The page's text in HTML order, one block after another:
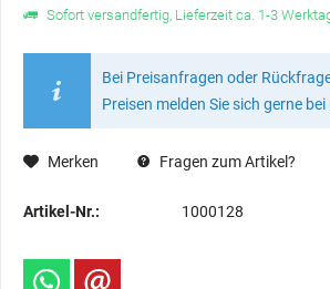
Sofort versandfertig, Lieferzeit ca. 1-3
Bei Preisanfragen oder
Preisen melden Sie sich gerne bei
Merken Fragen zum Artikel?
Artikel-Nr.: 1000128